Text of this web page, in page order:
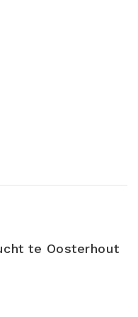
te Oosterhout